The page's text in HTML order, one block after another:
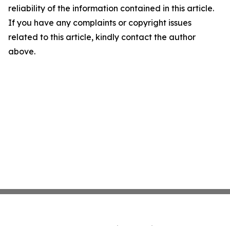
reliability of the information contained in this article.
If you have any complaints or copyright issues
related to this article, kindly contact the author
above.